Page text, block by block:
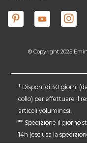
© Copyright 2025
* Disponi di 30 giorni
collo) per effettuare il
articoli voluminosi.
** Spedizione il giorno
14h (esclusa la